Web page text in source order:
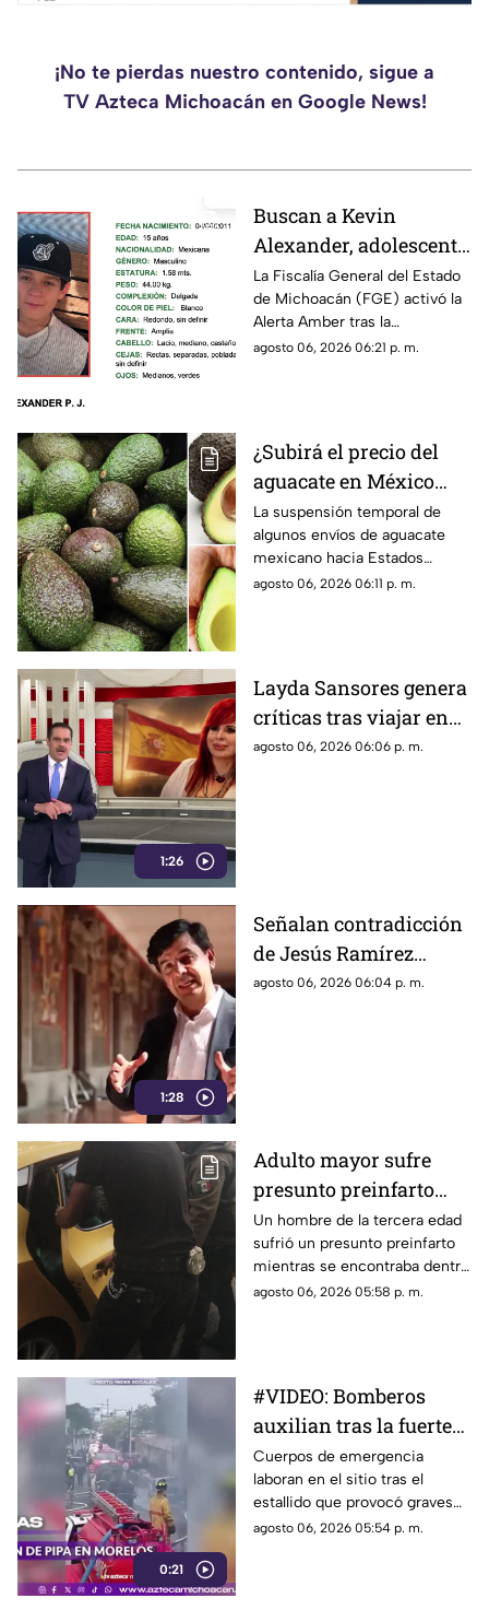
¡No te pierdas nuestro contenido, sigue a
TV Azteca Michoacán en Google News!
Buscan a Kevin
Alexander, adolescente
de 15 años
desaparecido en
Puruándiro,
Michoacán; activan
La Fiscalía General del Estado
de Michoacán (FGE) activó la
Alerta Amber tras la
desaparición del adolescente
municipio de Puruándiro.
agosto 06, 2026 06:21 p. m.
¿Subirá el precio del
aguacate en México
tras freno a
exportaciones hacia
Estados Unidos?
La suspensión temporal de
algunos envíos de aguacate
mexicano hacia Estados
Unidos encendió las alertas
verde” dentro del país.
agosto 06, 2026 06:11 p. m.
1:26
Layda Sansores genera
críticas tras viajar en
primera clase a Madrid
agosto 06, 2026 06:06 p. m.
1:28
Señalan contradicción
de Jesús Ramírez
Cuevas por postura
agosto 06, 2026 06:04 p. m.
Adulto mayor sufre
presunto preinfarto
dentro de negocio de
pollos en Morelia
Un hombre de la tercera edad
sufrió un presunto preinfarto
mientras se encontraba dentro
de un negocio de venta de
agosto 06, 2026 05:58 p. m.
0:21
#VIDEO: Bomberos
auxilian tras la fuerte
explosión de pipa de
gas
Cuerpos de emergencia
laboran en el sitio tras el
estallido que provocó graves
quemaduras a las víctimas en
agosto 06, 2026 05:54 p. m.